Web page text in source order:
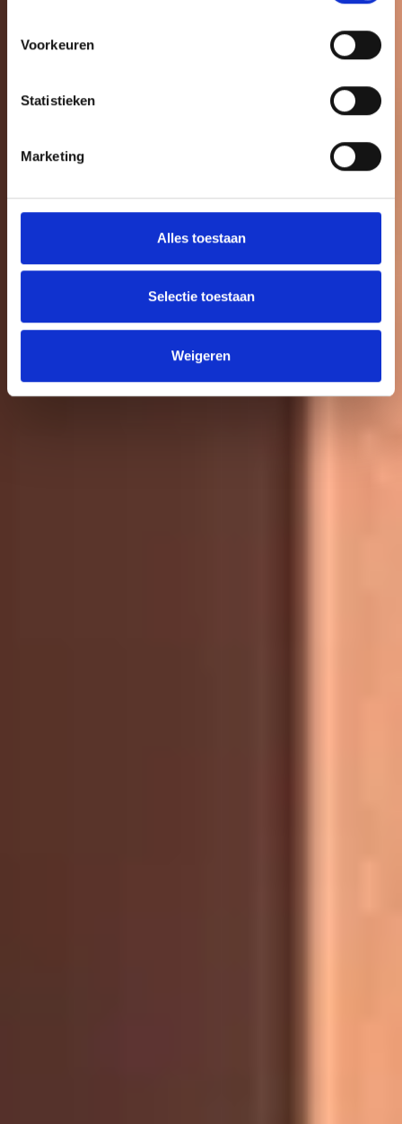
Voorkeuren
Statistieken
Marketing
Alles toestaan
Selectie toestaan
Weigeren